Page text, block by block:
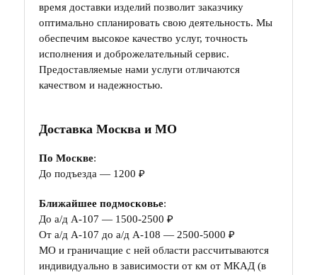
время доставки изделий позволит заказчику
оптимально спланировать свою деятельность. Мы
обеспечим высокое качество услуг, точность
исполнения и доброжелательный сервис.
Предоставляемые нами услуги отличаются
качеством и надежностью.
Доставка Москва и МО
По Москве:
До подъезда — 1200 ₽
Ближайшее подмосковье:
До а/д А-107 — 1500-2500 ₽
От а/д А-107 до а/д А-108 — 2500-5000 ₽
МО и граничащие с ней области рассчитываются
индивидуально в зависимости от км от МКАД (в